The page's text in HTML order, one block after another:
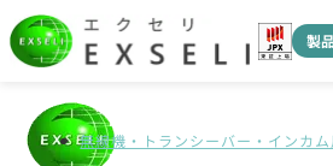
製
無線機・トランシーバー・インカム